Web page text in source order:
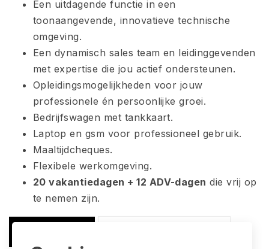
Een uitdagende functie in een
toonaangevende, innovatieve technische
omgeving.
Een dynamisch sales team en leidinggevenden
met expertise die jou actief ondersteunen.
Opleidingsmogelijkheden voor jouw
professionele én persoonlijke groei.
Bedrijfswagen met tankkaart.
Laptop en gsm voor professioneel gebruik.
Maaltijdcheques.
Flexibele werkomgeving.
20 vakantiedagen + 12 ADV-dagen die vrij op
te nemen zijn.